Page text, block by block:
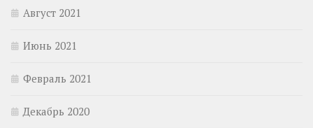
Август 2021
Июнь 2021
Февраль 2021
Декабрь 2020